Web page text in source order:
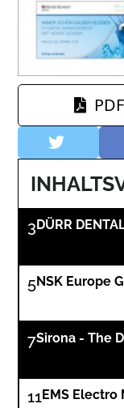
PDF
3 DÜRR
5NSK Europe
7Sirona - The
11EMS